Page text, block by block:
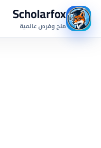
Scholarfox
منح وفرص عالمية